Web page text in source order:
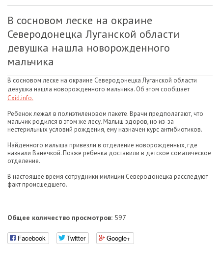
В сосновом леске на окраине
Северодонецка Луганской области
девушка нашла новорожденного
мальчика
В сосновом леске на окраине Северодонецка Луганской области
девушка нашла новорожденного мальчика. Об этом сообщает
Cxid.info.
Ребенок лежал в полиэтиленовом пакете. Врачи предполагают, что
мальчик родился в этом же лесу. Малыш здоров, но из-за
нестерильных условий рождения, ему назначен курс антибиотиков.
Найденного малыша привезли в отделение новорожденных, где
назвали Ванечкой. Позже ребенка доставили в детское соматическое
отделение.
В настоящее время сотрудники милиции Северодонецка расследуют
факт происшедшего.
Общее количество просмотров: 597
Facebook Twitter Google+